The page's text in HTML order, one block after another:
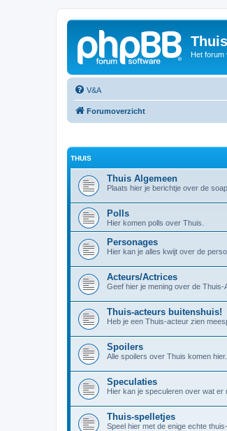
Het forum
V&A
Forumoverzicht
THUIS
Thuis Algemeen
Plaats hier je berichtje over de
Polls
Hier komen polls over Thuis.
Personages
Hier kan je alles kwijt over de
Acteurs/Actrices
Geef hier je mening over de Thuis-
Thuis-acteurs buitenshuis!
Heb je een Thuis-acteur zien
Spoilers
Alle spoilers over Thuis komen
Speculaties
Hier kan je speculeren over wat er
Thuis-spelletjes
Speel hier met de enige echte